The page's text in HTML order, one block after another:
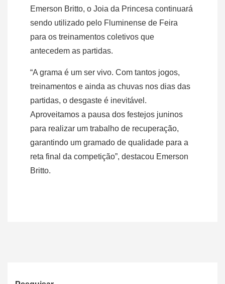
Emerson Britto, o Joia da Princesa continuará
sendo utilizado pelo Fluminense de Feira
para os treinamentos coletivos que
antecedem as partidas.
“A grama é um ser vivo. Com tantos jogos,
treinamentos e ainda as chuvas nos dias das
partidas, o desgaste é inevitável.
Aproveitamos a pausa dos festejos juninos
para realizar um trabalho de recuperação,
garantindo um gramado de qualidade para a
reta final da competição”, destacou Emerson
Britto.